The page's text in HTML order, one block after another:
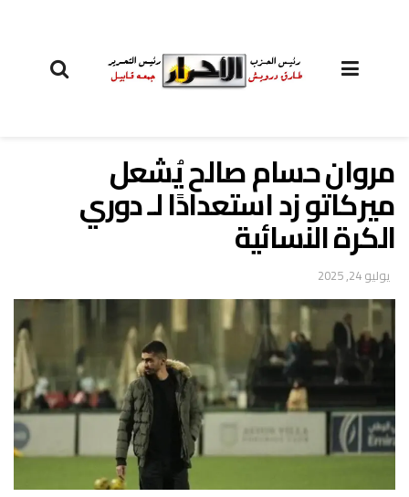
مروان حسام صالح يُشعل
ميركاتو زد استعدادًا لـ دوري
الكرة النسائية
يوليو 24, 2025